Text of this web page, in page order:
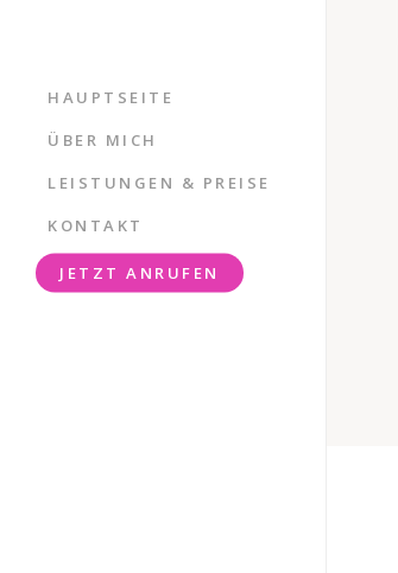
HAUPTSEITE
ÜBER MICH
LEISTUNGEN & PREISE
KONTAKT
JETZT ANRUFEN